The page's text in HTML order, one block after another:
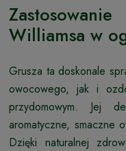
Williamsa w
Grusza ta doskonale
owocowego, jak i
przydomowym. Jej
aromatyczne, smaczne
Dzięki naturalnej